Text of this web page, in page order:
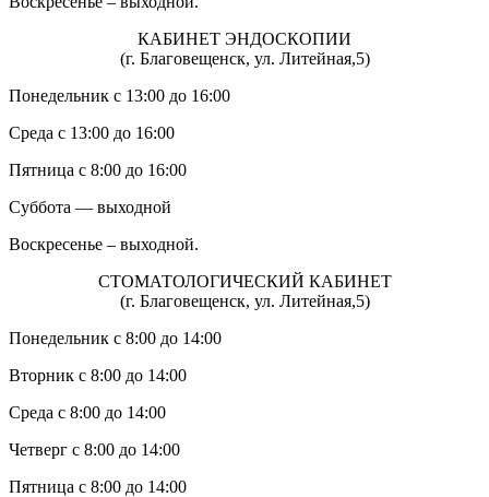
КАБИНЕТ ЭНДОСКОПИИ
(г. Благовещенск, ул. Литейная,5)
Понедельник с 13:00 до 16:00
Среда с 13:00 до 16:00
Пятница с 8:00 до 16:00
Суббота — выходной
Воскресенье – выходной.
СТОМАТОЛОГИЧЕСКИЙ КАБИНЕТ
(г. Благовещенск, ул. Литейная,5)
Понедельник с 8:00 до 14:00
Вторник с 8:00 до 14:00
Среда с 8:00 до 14:00
Четверг с 8:00 до 14:00
Пятница с 8:00 до 14:00